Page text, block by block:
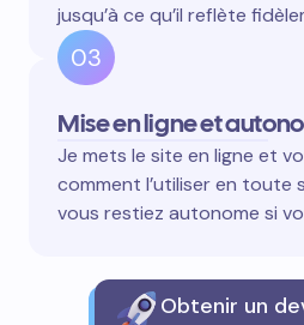
jusqu’à ce qu’il reflète
03
Mise en ligne et
Je mets le site en ligne et
comment l’utiliser en toute
vous restiez autonome si
Obtenir un